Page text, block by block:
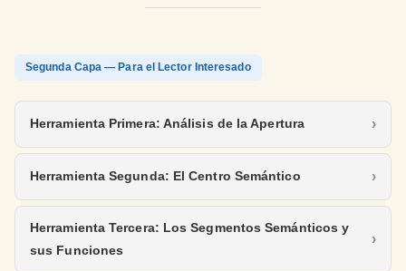
Segunda Capa — Para el Lector Interesado
Herramienta Primera: Análisis de la Apertura
Herramienta Segunda: El Centro Semántico
Herramienta Tercera: Los Segmentos Semánticos y
sus Funciones